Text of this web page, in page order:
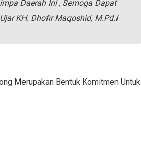
Daerah Ini , Semoga Dapat
KH. Dhofir Maqoshid, M.Pd.I
Merupakan Bentuk Komitmen Untuk